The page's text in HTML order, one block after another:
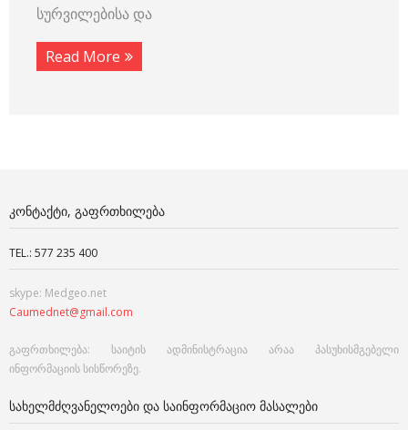
სურვილებისა და
Read More
ᲙᲝᲜᲢᲐᲥᲢᲘ, ᲒᲐᲤᲠᲗᲮᲘᲚᲔᲑᲐ
TEL.: 577 235 400
skype: Medgeo.net
Caumednet@gmail.com
გაფრთხილება: საიტის ადმინისტრაცია არაა პასუხისმგებელი
ინფორმაციის სისწორეზე.
ᲡᲐᲮᲔᲚᲛᲫᲦᲕᲐᲜᲔᲚᲝᲔᲑᲘ ᲓᲐ ᲡᲐᲘᲜᲤᲝᲠᲛᲐᲪᲘᲝ ᲛᲐᲡᲐᲚᲔᲑᲘ